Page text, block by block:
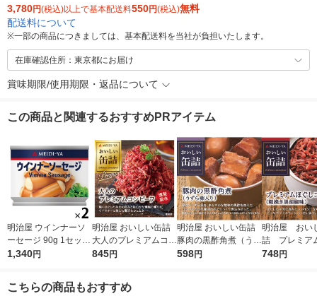
3,780円(税込)以上で基本配送料550円(税込)無料
配送料について
※一部の商品につきましては、基本配送料を当社が負担いたします。
在庫確認住所：東京都にお届け
賞味期限/使用期限・返品について
この商品と関連するおすすめPRアイテム
明治屋 ウインナーソ
ーセージ 90g 1セット
（1個×2）缶詰
1,340円
明治屋 おいしい缶詰
大人のプレミアムコン
ビーフ 燻製風味 1個
845円
明治屋 おいしい缶詰
豚肉の黒酢角煮（うず
ら卵入り） 1個
598円
明治屋 おい
詰 プレミア
コンビーフ
748円
こちらの商品もおすすめ